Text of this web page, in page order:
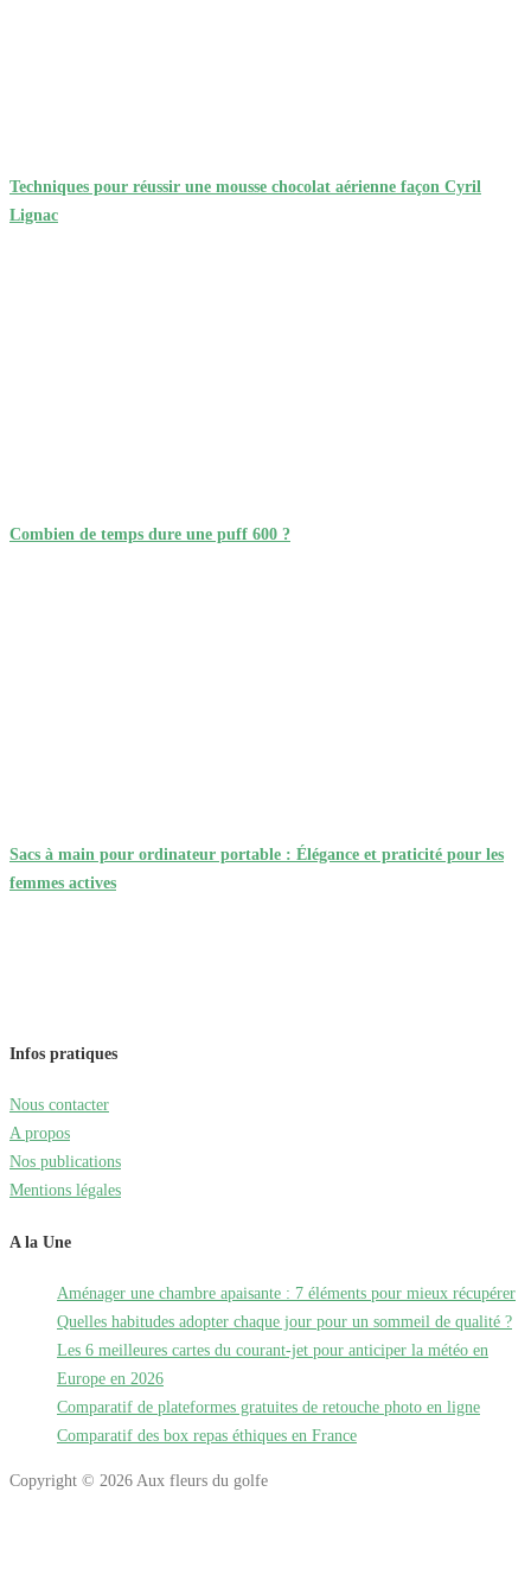
Techniques pour réussir une mousse chocolat aérienne façon Cyril
Lignac
Combien de temps dure une puff 600 ?
Sacs à main pour ordinateur portable : Élégance et praticité pour les
femmes actives
Infos pratiques
Nous contacter
A propos
Nos publications
Mentions légales
A la Une
Aménager une chambre apaisante : 7 éléments pour mieux récupérer
Quelles habitudes adopter chaque jour pour un sommeil de qualité ?
Les 6 meilleures cartes du courant-jet pour anticiper la météo en
Europe en 2026
Comparatif de plateformes gratuites de retouche photo en ligne
Comparatif des box repas éthiques en France
Copyright © 2026 Aux fleurs du golfe